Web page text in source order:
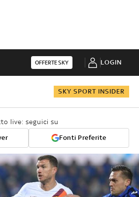
OFFERTE SKY LOGIN
SKY SPORT INSIDER
live: seguici su
Fonti Preferite